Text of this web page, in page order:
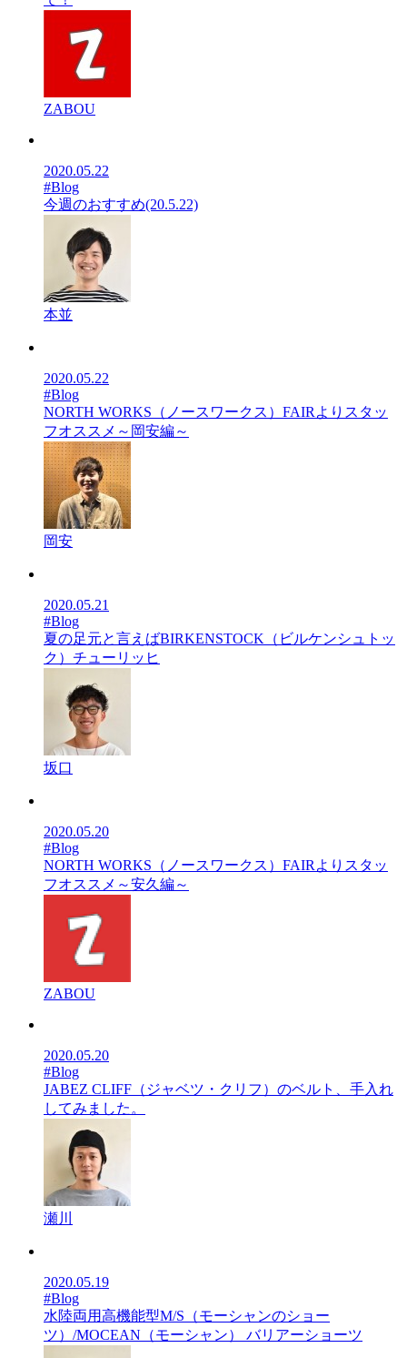
ZABOU
2020.05.22
#Blog
今週のおすすめ(20.5.22)
本並
2020.05.22
#Blog
NORTH WORKS（ノースワークス）FAIRよりスタッ
フオススメ～岡安編～
岡安
2020.05.21
#Blog
夏の足元と言えばBIRKENSTOCK（ビルケンシュトッ
ク）チューリッヒ
坂口
2020.05.20
#Blog
NORTH WORKS（ノースワークス）FAIRよりスタッ
フオススメ～安久編～
ZABOU
2020.05.20
#Blog
JABEZ CLIFF（ジャベツ・クリフ）のベルト、手入れ
してみました。
瀬川
2020.05.19
#Blog
水陸両用高機能型M/S（モーシャンのショー
ツ）/MOCEAN（モーシャン） バリアーショーツ